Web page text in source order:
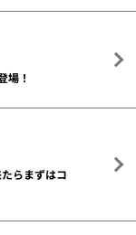
場！
らまずはコ